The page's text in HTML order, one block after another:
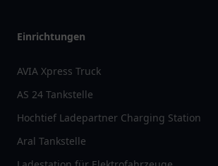
Einrichtungen
AVIA Xpress Truck
AS 24 Tankstelle
Hochtief Ladepartner Charging Station
Aral Tankstelle